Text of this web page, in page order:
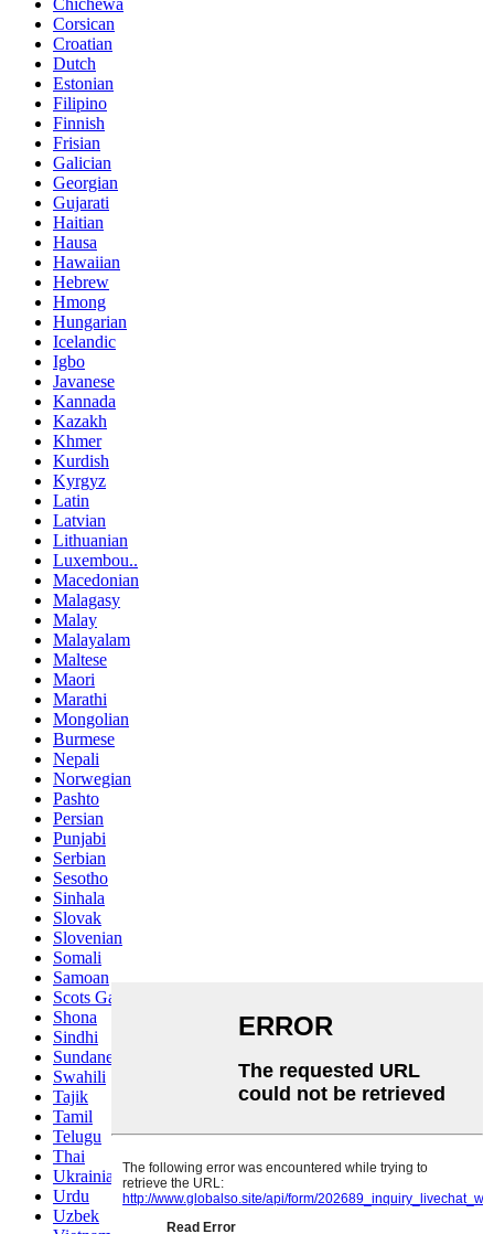
Corsican
Croatian
Dutch
Estonian
Filipino
Finnish
Frisian
Galician
Georgian
Gujarati
Haitian
Hausa
Hawaiian
Hebrew
Hmong
Hungarian
Icelandic
Igbo
Javanese
Kannada
Kazakh
Khmer
Kurdish
Kyrgyz
Latin
Latvian
Lithuanian
Luxembou..
Macedonian
Malagasy
Malay
Malayalam
Maltese
Maori
Marathi
Mongolian
Burmese
Nepali
Norwegian
Pashto
Persian
Punjabi
Serbian
Sesotho
Sinhala
Slovak
Slovenian
Somali
Samoan
Scots Gaelic
Shona
Sindhi
Sundanese
Swahili
Tajik
Tamil
Telugu
Thai
Ukrainian
Urdu
Uzbek